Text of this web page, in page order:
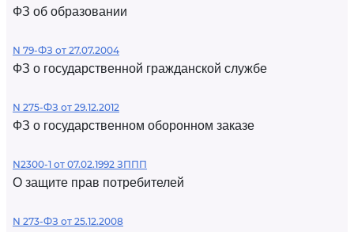
ФЗ об образовании
N 79-ФЗ от 27.07.2004
ФЗ о государственной гражданской службе
N 275-ФЗ от 29.12.2012
ФЗ о государственном оборонном заказе
N2300-1 от 07.02.1992 ЗППП
О защите прав потребителей
N 273-ФЗ от 25.12.2008